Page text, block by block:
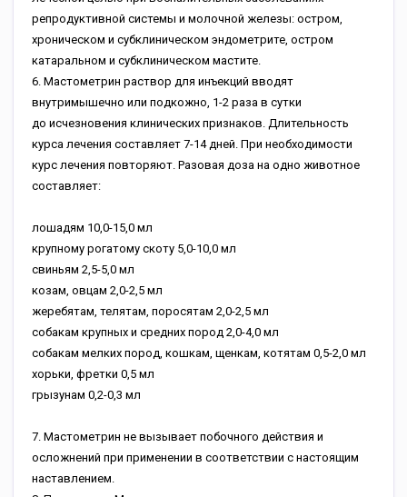
репродуктивной системы и молочной железы: остром,
хроническом и субклиническом эндометрите, остром
катаральном и субклиническом мастите.
6. Мастометрин раствор для инъекций вводят
внутримышечно или подкожно, 1-2 раза в сутки
до исчезновения клинических признаков. Длительность
курса лечения составляет 7-14 дней. При необходимости
курс лечения повторяют. Разовая доза на одно животное
составляет:
лошадям 10,0-15,0 мл
крупному рогатому скоту 5,0-10,0 мл
свиньям 2,5-5,0 мл
козам, овцам 2,0-2,5 мл
жеребятам, телятам, поросятам 2,0-2,5 мл
собакам крупных и средних пород 2,0-4,0 мл
собакам мелких пород, кошкам, щенкам, котятам 0,5-2,0 мл
хорьки, фретки 0,5 мл
грызунам 0,2-0,3 мл
7. Мастометрин не вызывает побочного действия и
осложнений при применении в соответствии с настоящим
наставлением.